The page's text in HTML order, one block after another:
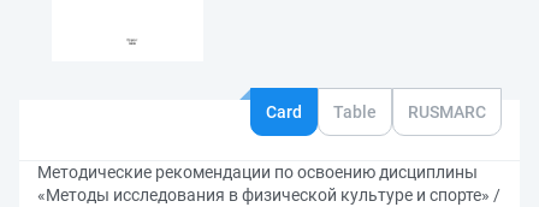
Card Table RUSMARC
Методические рекомендации по освоению дисциплины
«Методы исследования в физической культуре и спорте» /